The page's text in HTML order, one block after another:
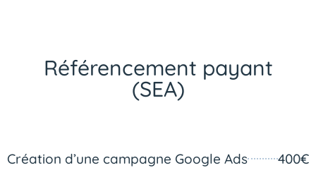
Référencement payant
(SEA)
Création d’une campagne Google Ads 400€